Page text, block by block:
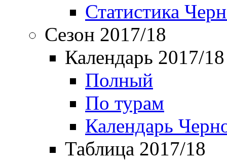
Статистика
Сезон 2017/18
Календарь 2017/18
Полный
По турам
Календарь
Таблица 2017/18